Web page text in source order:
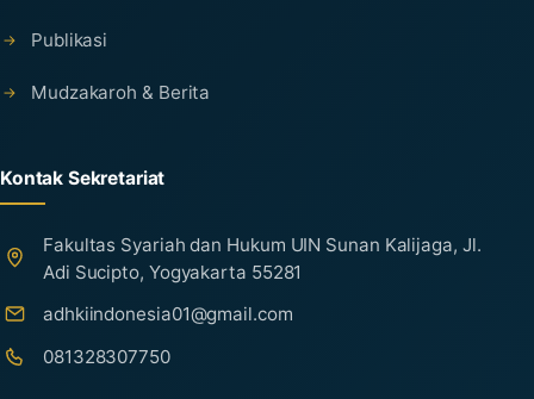
Publikasi
Mudzakaroh & Berita
Kontak Sekretariat
Fakultas Syariah dan Hukum UIN Sunan Kalijaga, Jl.
Adi Sucipto, Yogyakarta 55281
adhkiindonesia01@gmail.com
081328307750